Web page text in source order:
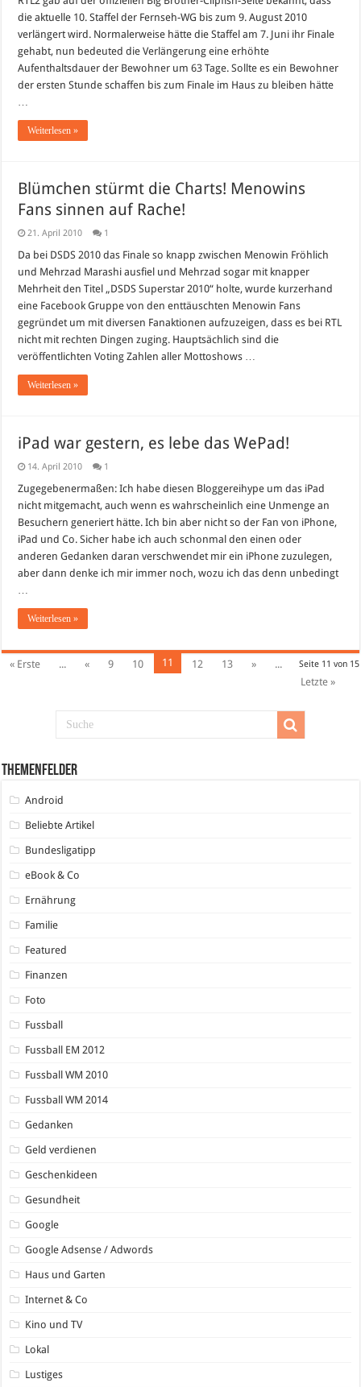
RTL2
verlängert
Staffel
10
bis
August
die aktuelle 10. Staffel der Fernseh-WG bis zum 9. August 2010
verlängert wird. Normalerweise hätte die Staffel am 7. Juni ihr Finale
gehabt, nun bedeuted die Verlängerung eine erhöhte
Aufenthaltsdauer der Bewohner um 63 Tage. Sollte es ein Bewohner
der ersten Stunde schaffen bis zum Finale im Haus zu bleiben hätte
…
Weiterlesen »
Blümchen stürmt die Charts! Menowins
Fans sinnen auf Rache!
21. April 2010 1
Da bei DSDS 2010 das Finale so knapp zwischen Menowin Fröhlich
und Mehrzad Marashi ausfiel und Mehrzad sogar mit knapper
Mehrheit den Titel „DSDS Superstar 2010“ holte, wurde kurzerhand
eine Facebook Gruppe von den enttäuschten Menowin Fans
gegründet um mit diversen Fanaktionen aufzuzeigen, dass es bei RTL
nicht mit rechten Dingen zuging. Hauptsächlich sind die
veröffentlichten Voting Zahlen aller Mottoshows …
Weiterlesen »
iPad war gestern, es lebe das WePad!
14. April 2010 1
Zugegebenermaßen: Ich habe diesen Bloggereihype um das iPad
nicht mitgemacht, auch wenn es wahrscheinlich eine Unmenge an
Besuchern generiert hätte. Ich bin aber nicht so der Fan von iPhone,
iPad und Co. Sicher habe ich auch schonmal den einen oder
anderen Gedanken daran verschwendet mir ein iPhone zuzulegen,
aber dann denke ich mir immer noch, wozu ich das denn unbedingt
…
Weiterlesen »
Seite 11 von 15
« Erste ... « 9 10 11 12 13 »
...
Letzte »
Themenfelder
Android
Beliebte Artikel
Bundesligatipp
eBook & Co
Ernährung
Familie
Featured
Finanzen
Foto
Fussball
Fussball EM 2012
Fussball WM 2010
Fussball WM 2014
Gedanken
Geld verdienen
Geschenkideen
Gesundheit
Google
Google Adsense / Adwords
Haus und Garten
Internet & Co
Kino und TV
Lokal
Lustiges